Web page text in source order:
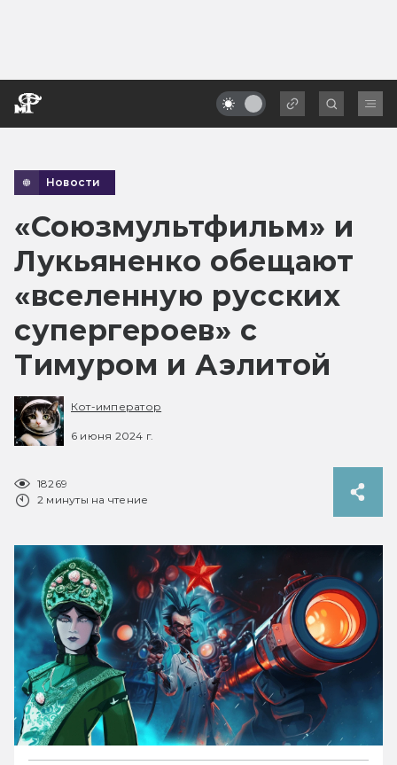
Новости
«Союзмультфильм» и
Лукьяненко обещают
«вселенную русских
супергероев» с
Тимуром и Аэлитой
Кот-император
6 июня 2024 г.
18269
2 минуты на чтение